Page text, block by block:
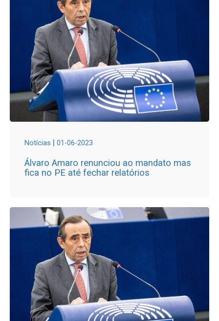
Notícias | 01-06-2023
Álvaro Amaro renunciou ao mandato mas
fica no PE até fechar relatórios